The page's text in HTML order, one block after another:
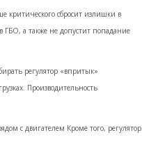
критического сбросит излишки в
ГБО, а также не допустит попадание
регулятор «впритык»
Производительность
с двигателем Кроме того, регулятор